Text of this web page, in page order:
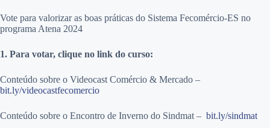
Vote para valorizar as boas práticas do Sistema Fecomércio-ES no
programa Atena 2024
1. Para votar, clique no link do curso:
Conteúdo sobre o Videocast Comércio & Mercado –
bit.ly/videocastfecomercio
Conteúdo sobre o Encontro de Inverno do Sindmat – bit.ly/sindmat